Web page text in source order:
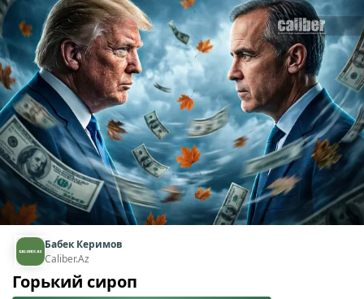
Бабек Керимов
Caliber.Az
Горький сироп